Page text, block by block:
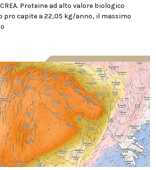
Proteine ad alto valore biologico
pro capite a 22,05 kg/anno, il massimo